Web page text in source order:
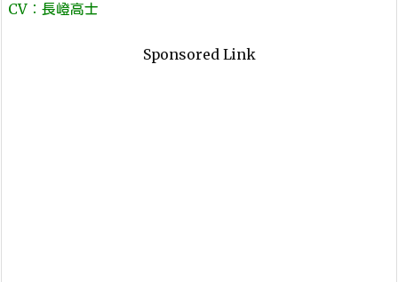
CV：長嶝高士
Sponsored Link